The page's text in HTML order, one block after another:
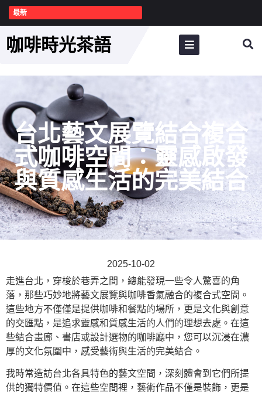
最新
咖啡時光茶語
台北藝文展覽結合複合
式咖啡空間：靈感啟發
與質感生活的完美結合
2025-10-02
走進台北，穿梭於巷弄之間，總能發現一些令人驚喜的角
落，那些巧妙地將藝文展覽與咖啡香氣融合的複合式空間。
這些地方不僅僅是提供咖啡和餐點的場所，更是文化與創意
的交匯點，是追求靈感和質感生活的人們的理想去處。在這
些結合畫廊、書店或設計選物的咖啡廳中，您可以沉浸在濃
厚的文化氛圍中，感受藝術與生活的完美結合。
我時常造訪台北各具特色的藝文空間，深刻體會到它們所提
供的獨特價值。在這些空間裡，藝術作品不僅是裝飾，更是